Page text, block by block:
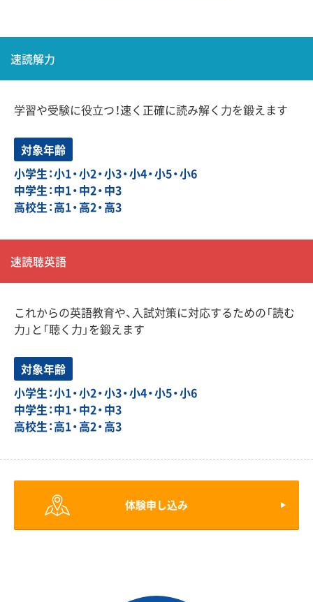
速読解力
学習や受験に役立つ！速く正確に読み解く力を鍛えます
対象年齢
小学生：小1・小2・小3・小4・小5・小6
中学生：中1・中2・中3
高校生：高1・高2・高3
速読聴英語
これからの英語教育や、入試対策に対応するための「読む
力」と「聴く力」を鍛えます
対象年齢
小学生：小1・小2・小3・小4・小5・小6
中学生：中1・中2・中3
高校生：高1・高2・高3
体験申し込み